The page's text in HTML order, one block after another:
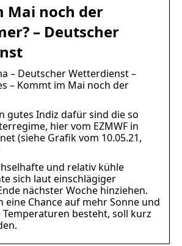
Mai noch der
– Deutscher
– Deutscher Wetterdienst –
– Kommt im Mai noch der
gutes Indiz dafür sind die so
hier vom EZMWF in
(siehe Grafik vom 10.05.21,
und relativ kühle
sich laut einschlägiger
nächster Woche hinziehen.
eine Chance auf mehr Sonne und
besteht, soll kurz